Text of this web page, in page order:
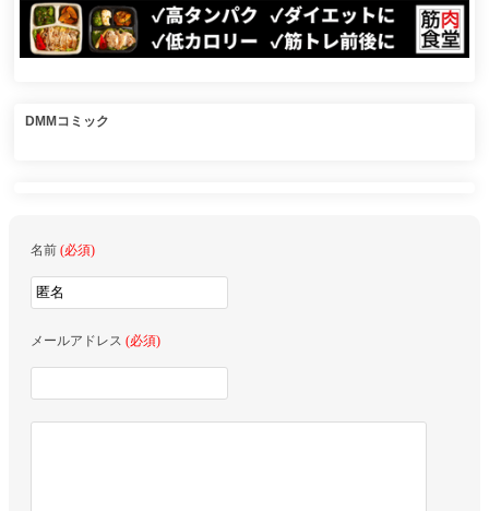
DMMコミック
名前 (必須)
メールアドレス (必須)